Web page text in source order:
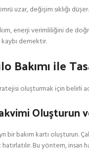
uzar, değişim sıklığı düşer.
enerji verimliliğini de
demektir.
Bakımı ile
oluşturmak için
Oluşturun
bir bakım kartı oluşturun.
Bu yöntem, insan